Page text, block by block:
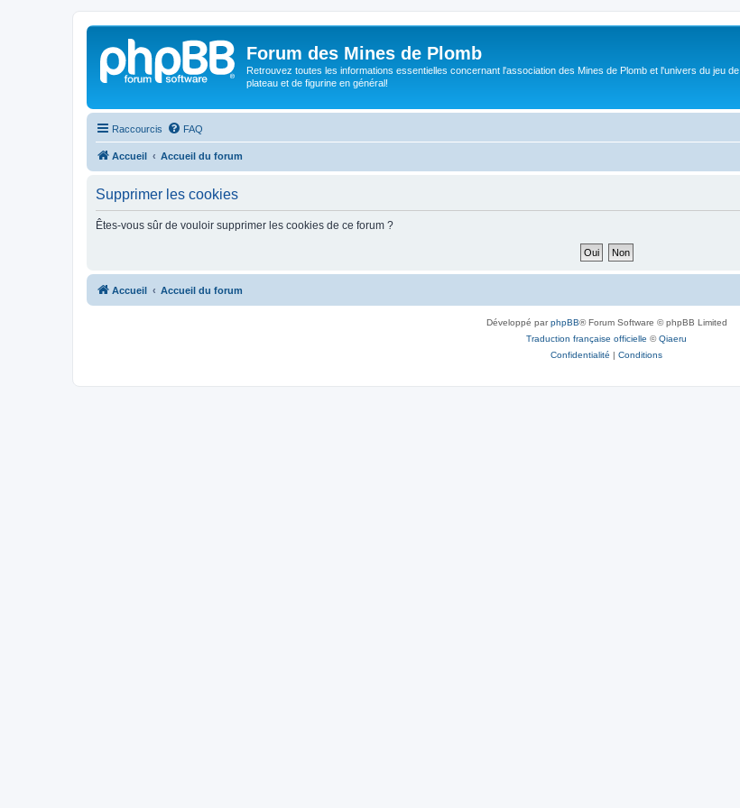
Forum des Mines de Plomb
Retrouvez toutes les informations essentielles concernant l'association des Mines de Plomb et l'univers du jeu de
plateau et de figurine en général!
Raccourcis FAQ
Accueil Accueil du forum
Supprimer les cookies
Êtes-vous sûr de vouloir supprimer les cookies de ce forum ?
Accueil Accueil du forum
Développé parphpBB® Forum Software © phpBB Limited
Traduction française officielle ©Qiaeru
Confidentialité | Conditions